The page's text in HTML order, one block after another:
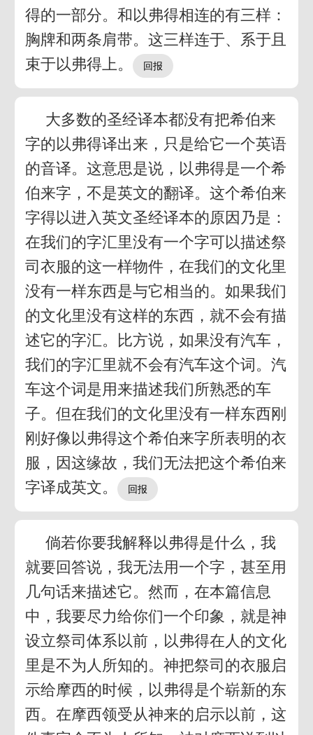
得的一部分。和以弗得相连的有三样：
胸牌和两条肩带。这三样连于、系于且
束于以弗得上。
大多数的圣经译本都没有把希伯来
字的以弗得译出来，只是给它一个英语
的音译。这意思是说，以弗得是一个希
伯来字，不是英文的翻译。这个希伯来
字得以进入英文圣经译本的原因乃是：
在我们的字汇里没有一个字可以描述祭
司衣服的这一样物件，在我们的文化里
没有一样东西是与它相当的。如果我们
的文化里没有这样的东西，就不会有描
述它的字汇。比方说，如果没有汽车，
我们的字汇里就不会有汽车这个词。汽
车这个词是用来描述我们所熟悉的车
子。但在我们的文化里没有一样东西刚
刚好像以弗得这个希伯来字所表明的衣
服，因这缘故，我们无法把这个希伯来
字译成英文。
倘若你要我解释以弗得是什么，我
就要回答说，我无法用一个字，甚至用
几句话来描述它。然而，在本篇信息
中，我要尽力给你们一个印象，就是神
设立祭司体系以前，以弗得在人的文化
里是不为人所知的。神把祭司的衣服启
示给摩西的时候，以弗得是个崭新的东
西。在摩西领受从神来的启示以前，这